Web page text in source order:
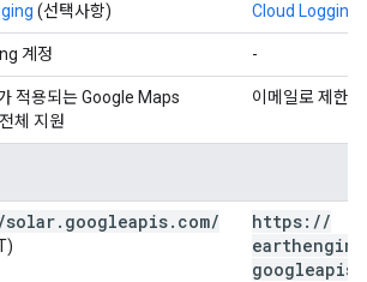
(선택사항) Cloud Logging
계정 -
적용되는 Google Maps
체 지원
이메일로 제한됨
/solar. googleapis. com/
https: //
googleapis